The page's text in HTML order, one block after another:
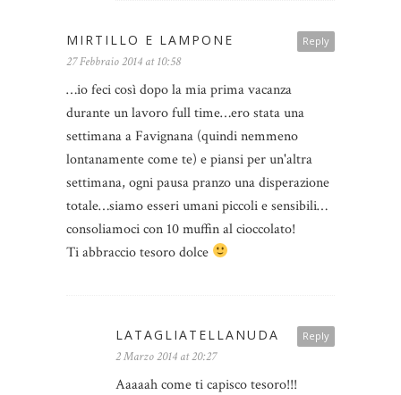
Reply
MIRTILLO E LAMPONE
27 Febbraio 2014 at 10:58
…io feci così dopo la mia prima vacanza
durante un lavoro full time…ero stata una
settimana a Favignana (quindi nemmeno
lontanamente come te) e piansi per un'altra
settimana, ogni pausa pranzo una disperazione
totale…siamo esseri umani piccoli e sensibili…
consoliamoci con 10 muffin al cioccolato!
Ti abbraccio tesoro dolce
Reply
LATAGLIATELLANUDA
2 Marzo 2014 at 20:27
Aaaaah come ti capisco tesoro!!!